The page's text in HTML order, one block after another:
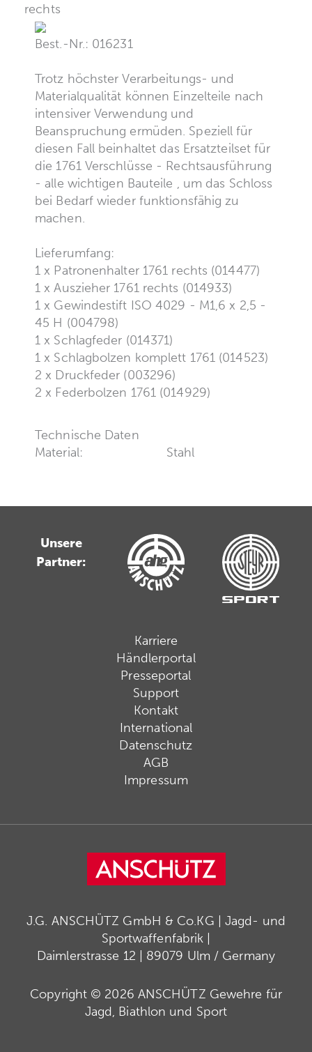
rechts
Best.-Nr.: 016231
Trotz höchster Verarbeitungs- und
Materialqualität können Einzelteile nach
intensiver Verwendung und
Beanspruchung ermüden. Speziell für
diesen Fall beinhaltet das Ersatzteilset für
die 1761 Verschlüsse - Rechtsausführung
- alle wichtigen Bauteile , um das Schloss
bei Bedarf wieder funktionsfähig zu
machen.
Lieferumfang:
1 x Patronenhalter 1761 rechts (014477)
1 x Auszieher 1761 rechts (014933)
1 x Gewindestift ISO 4029 - M1,6 x 2,5 -
45 H (004798)
1 x Schlagfeder (014371)
1 x Schlagbolzen komplett 1761 (014523)
2 x Druckfeder (003296)
2 x Federbolzen 1761 (014929)
Technische Daten
Material:
Stahl
Unsere
Partner:
Karriere
Händlerportal
Presseportal
Support
Kontakt
International
Datenschutz
AGB
Impressum
J.G. ANSCHÜTZ GmbH & Co.KG | Jagd- und
Sportwaffenfabrik |
Daimlerstrasse 12 | 89079 Ulm / Germany
Copyright © 2026 ANSCHÜTZ Gewehre für
Jagd, Biathlon und Sport